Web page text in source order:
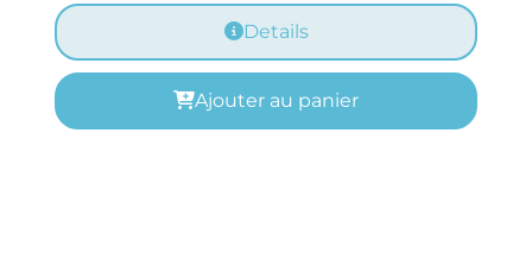
Details
Ajouter au panier